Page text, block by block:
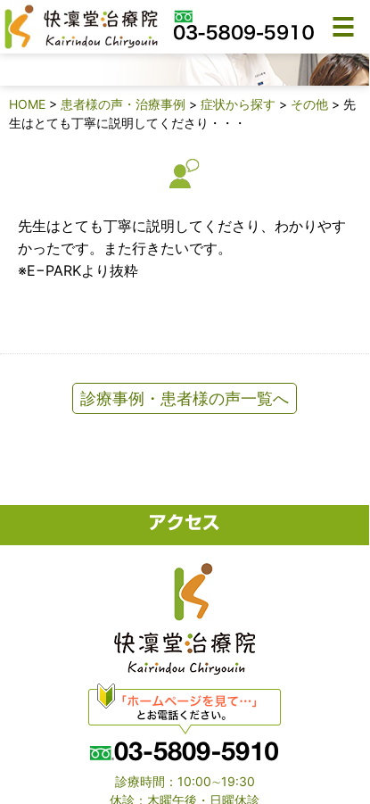
診療事例・患者様の声
HOME > 患者様の声・治療事例 > 症状から探す > その他 > 先
生はとても丁寧に説明してくださり・・・
先生はとても丁寧に説明してくださり、わかりやす
かったです。また行きたいです。
※E−PARKより抜粋
診療事例・患者様の声一覧へ
診療時間：10:00∼19:30
休診：木曜午後・日曜休診